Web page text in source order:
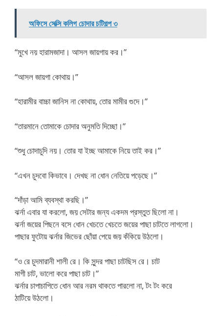
অফিসে সেক্সি কলিগ চোদার চটিগল্প ৩
“মুখে নয় হারামজাদা। আসল জায়গায় কর।”
“আসল জায়গা কোথায়।”
“হারামীর বাচ্চা জানিস না কোথায়, তোর মামীর গুদে।”
“তারমানে তোমাকে চোদার অনুমতি দিচ্ছো।”
“শুধু চোদাচুদি নয়। তোর যা ইচ্ছ আমাকে নিয়ে তাই কর।”
“এখন চুদবো কিভাবে। দেখছ না ধোন নেতিয়ে পড়েছে।”
“দাঁড়া আমি ব্যবস্থা করছি।”
ঝর্না এবার যা করলো, জয় সেটার জন্য একদম প্রস্তুত ছিলো না।
ঝর্না জয়ের পিছনে বসে ধোন খেচতে খেচতে জয়ের পাছা চাটতে লাগলো।
পাছার ফুটোয় ঝর্নার জিভের ছোঁয়া পেয়ে জয় কঁকিয়ে উঠলো।
“ও রে চুদমারানী শালী রে। কি সুন্দর পাছা চাটছিস রে। চাট
মাগী চাট, ভালো করে পাছা চাট।”
ঝর্নার চাপাচাপিতে ধোন আর নরম থাকতে পারলো না, টং টং করে
ঠাটিয়ে উঠলো।